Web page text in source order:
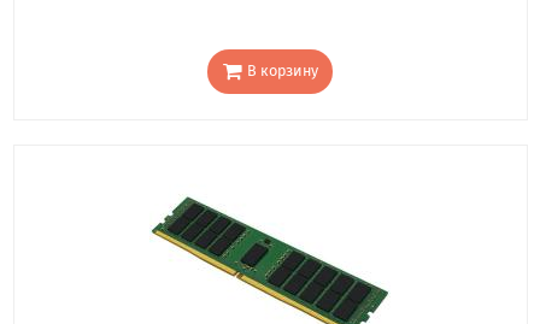
В корзину